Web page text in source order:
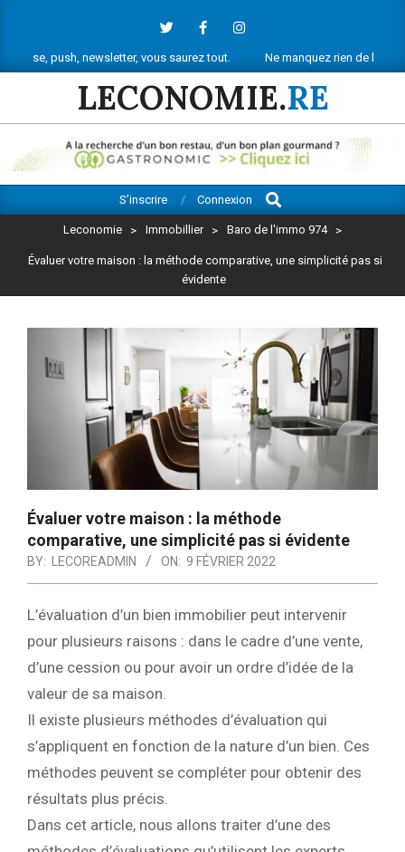
contentnewsletter, vous saurez tout. Ne manquez rien de l’actu
LECONOMIE.RE
Navigation
S’inscrire Connexion
Search
Leconomie > Immobillier > Baro de l'immo 974 >
Évaluer votre maison : la méthode comparative, une simplicité pas si
évidente
Évaluer votre maison : la méthode
comparative, une simplicité pas si évidente
BY: LECOREADMIN ON: 9 FÉVRIER 2022
L’évaluation d’un bien immobilier peut intervenir
pour plusieurs raisons : dans le cadre d’une vente,
d’une cession ou pour avoir un ordre d’idée de la
valeur de sa maison.
Il existe plusieurs méthodes d’évaluation qui
s’appliquent en fonction de la nature d’un bien. Ces
méthodes peuvent se compléter pour obtenir des
résultats plus précis.
Dans cet article, nous allons traiter d’une des